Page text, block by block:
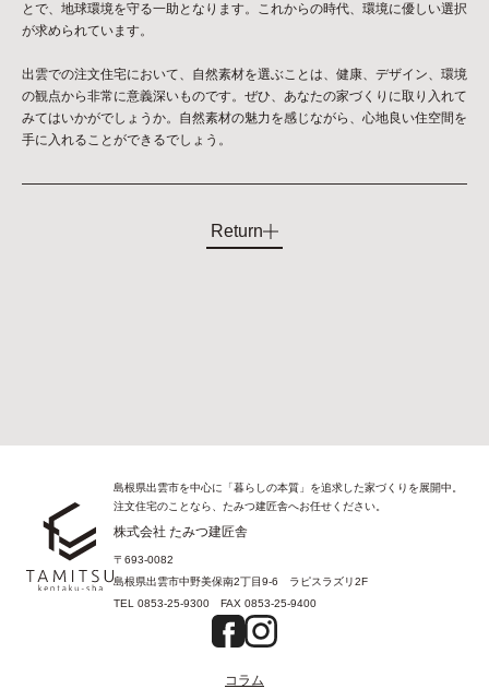
とで、地球環境を守る一助となります。これからの時代、環境に優しい選択
が求められています。
出雲での注文住宅において、自然素材を選ぶことは、健康、デザイン、環境
の観点から非常に意義深いものです。ぜひ、あなたの家づくりに取り入れて
みてはいかがでしょうか。自然素材の魅力を感じながら、心地良い住空間を
手に入れることができるでしょう。
Return
島根県出雲市を中心に「暮らしの本質」を追求した家づくりを展開中。
注文住宅のことなら、たみつ建匠舎へお任せください。
株式会社 たみつ建匠舎
〒693-0082
島根県出雲市中野美保南2丁目9-6 ラピスラズリ2F
TEL 0853-25-9300 FAX 0853-25-9400
コラム